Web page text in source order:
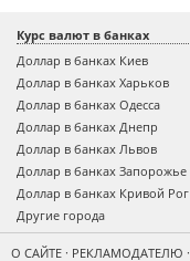
Курс валют в банках
Доллар в банках Киев
Доллар в банках Харьков
Доллар в банках Одесса
Доллар в банках Днепр
Доллар в банках Львов
Доллар в банках Запорожье
Доллар в банках Кривой Рог
Другие города
О САЙТЕ · РЕКЛАМОДАТЕЛЮ ·